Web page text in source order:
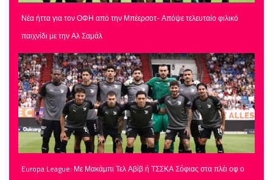
Νέα ήττα για τον ΟΦΗ από την Μπέερσοτ- Απόψε τελευταίο φιλικό
παιχνίδι με την Αλ Σαμάλ
Europa League: Με Μακάμπι Τελ Αβίβ ή ΤΣΣΚΑ Σόφιας στα πλέι οφ ο